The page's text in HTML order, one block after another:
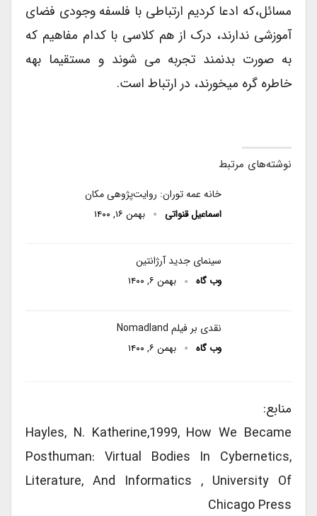
مسائل،که ادعا کردیم ارتباطی با فلسفه وجودی فضای
آموزشی ندارند، درک از هم کلاسی با کدام مفاهیم که
به صورت بدنمند تجربه می شوند و مستقیما بهه
خاطره گره میخورند، در ارتباط است.
نوشته‌های مرتبط
خانه عمه توران: روایت­‌پژوهی مکان
اسماعیل قنواتی بهمن ۱۶, ۱۴۰۰
سینمای جدید آرژانتین
وب گاه بهمن ۶, ۱۴۰۰
نقدی بر فیلم‌ Nomadland
وب گاه بهمن ۶, ۱۴۰۰
منابع:
Hayles, N. Katherine,1999, How We Became
Posthuman: Virtual Bodies In Cybernetics,
Literature, And Informatics , University Of
Chicago Press